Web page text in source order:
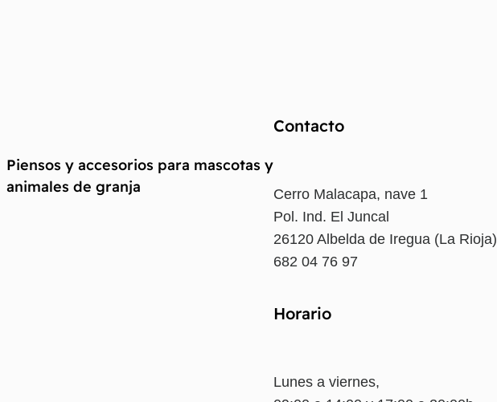
Piensos y accesorios para mascotas y
animales de granja
Contacto
Cerro Malacapa, nave 1
Pol. Ind. El Juncal
26120 Albelda de Iregua (La Rioja)
682 04 76 97
Horario
Lunes a viernes,